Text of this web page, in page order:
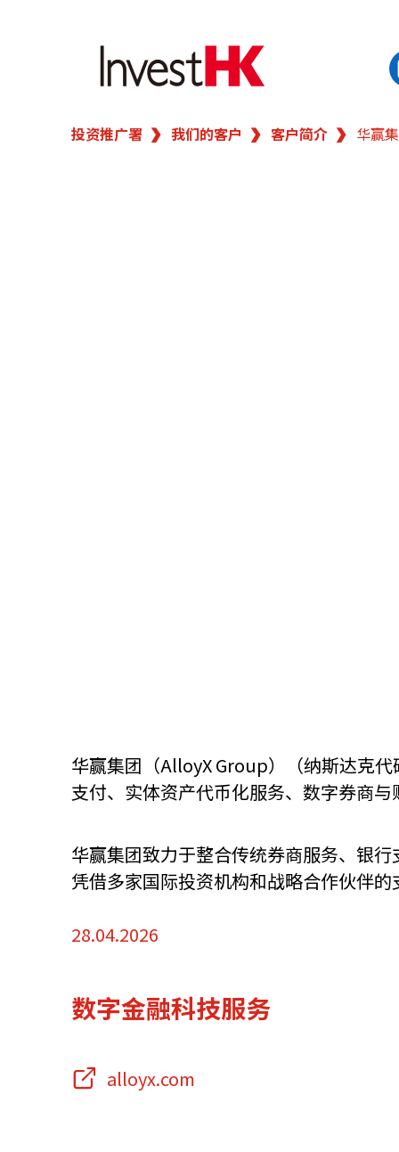
繁 简
快速链接
资源中心 常见问题 商
关联网站
香港家族办公室
投资推广署 我们的客户 客户简介 华赢
华赢集团（AlloyX Group）（纳斯达克
支付、实体资产代币化服务、数字券商
华赢集团致力于整合传统券商服务、银
凭借多家国际投资机构和战略合作伙伴
28.04.2026
数字金融科技服务
alloyx.com